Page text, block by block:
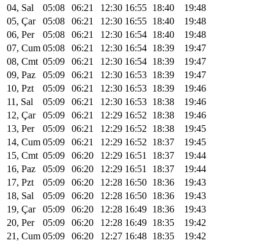
04, Sal
05:08 06:21 12:30 16:55 18:40
19:48
05, Çar
05:08 06:21 12:30 16:55 18:40
19:48
06, Per
05:08 06:21 12:30 16:54 18:40
19:48
07, Cum 05:08 06:21 12:30 16:54 18:39
19:47
08, Cmt 05:09 06:21 12:30 16:54 18:39
19:47
09, Paz
05:09 06:21 12:30 16:53 18:39
19:47
10, Pzt
05:09 06:21 12:30 16:53 18:39
19:46
11, Sal
05:09 06:21 12:30 16:53 18:38
19:46
12, Çar
05:09 06:21 12:29 16:52 18:38
19:46
13, Per
05:09 06:21 12:29 16:52 18:38
19:45
14, Cum 05:09 06:21 12:29 16:52 18:37
19:45
15, Cmt 05:09 06:20 12:29 16:51 18:37
19:44
16, Paz
05:09 06:20 12:29 16:51 18:37
19:44
17, Pzt
05:09 06:20 12:28 16:50 18:36
19:43
18, Sal
05:09 06:20 12:28 16:50 18:36
19:43
19, Çar
05:09 06:20 12:28 16:49 18:36
19:43
20, Per
05:09 06:20 12:28 16:49 18:35
19:42
21, Cum 05:09 06:20 12:27 16:48 18:35 19:42